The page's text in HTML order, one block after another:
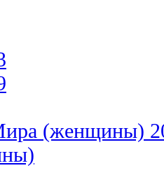
(женщины)